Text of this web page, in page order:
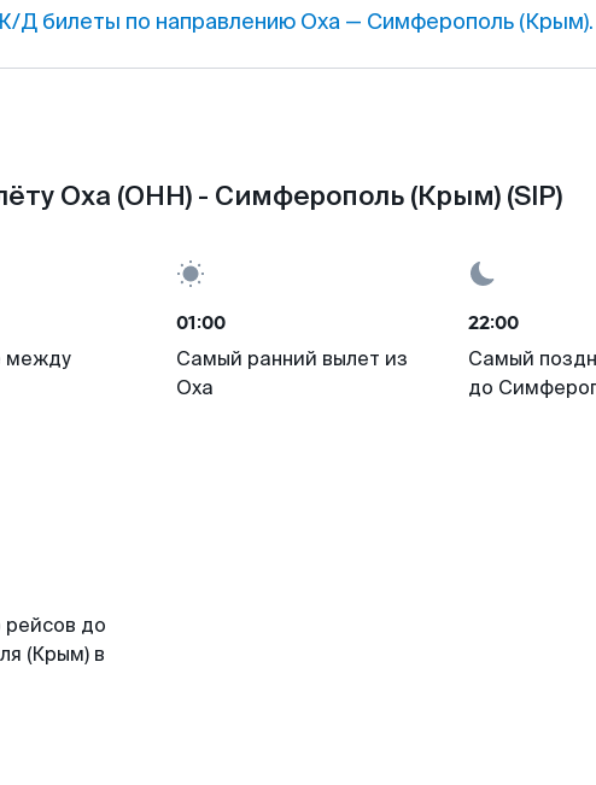
билеты по направлению Оха — Симферополь (Крым).
Оха (OHH) - Симферополь (Крым) (SIP)
между
01:00
Самый ранний вылет из
Оха
22:00
Самый
до
рейсов до
(Крым) в